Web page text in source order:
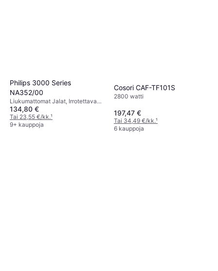
Philips 3000 Series
NA352/00
Liukumattomat Jalat, Irrotettava
Kulho, Ajastin, Viileä Kosketus,
Konepesunkestävä, 2750 watti,
Kapasiteetti: 1.5 kg
134,80 €
Tai 23,55 €/kk.¹
9+ kauppoja
Cosori CAF-TF101S
2800 watti
197,47 €
Tai 34,49 €/kk.¹
6 kauppoja